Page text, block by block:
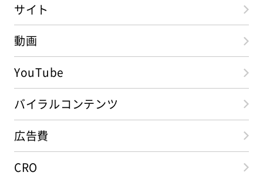
サイト
動画
YouTube
バイラルコンテンツ
広告費
CRO